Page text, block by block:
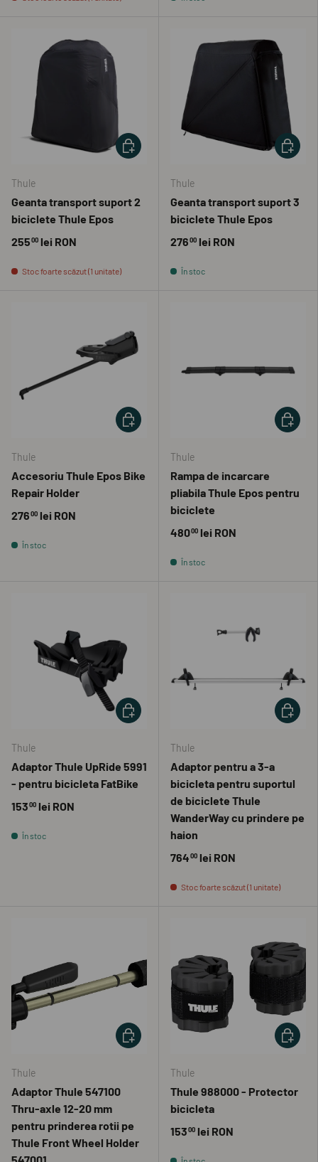
Thule
Geanta transport suport 2
biciclete Thule Epos
25500 lei RON
Stoc foarte scăzut (1 unitate)
ADAUGĂ ÎN COȘ
Thule
Geanta transport suport 3
biciclete Thule Epos
27600 lei RON
În stoc
Thule
Accesoriu Thule Epos Bike
Repair Holder
27600 lei RON
În stoc
ADAUGĂ ÎN COȘ
Thule
Rampa de incarcare
pliabila Thule Epos pentru
biciclete
48000 lei RON
În stoc
Thule
Adaptor Thule UpRide 5991
- pentru bicicleta FatBike
15300 lei RON
În stoc
ADAUGĂ ÎN COȘ
Thule
Adaptor pentru a 3-a
bicicleta pentru suportul
de biciclete Thule
WanderWay cu prindere pe
haion
76400 lei RON
Stoc foarte scăzut (1 unitate)
Thule
Adaptor Thule 547100
Thru-axle 12-20 mm
pentru prinderea rotii pe
Thule Front Wheel Holder
ADAUGĂ ÎN COȘ
Thule
Thule 988000 - Protector
bicicleta
15300 lei RON